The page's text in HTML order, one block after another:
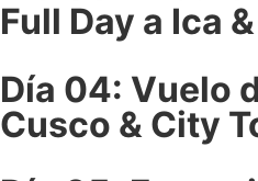
Full Day a Ica
Día 04: Vuelo
Cusco & City